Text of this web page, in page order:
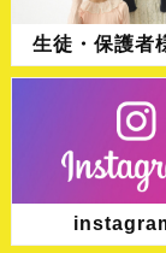
生徒・保護者